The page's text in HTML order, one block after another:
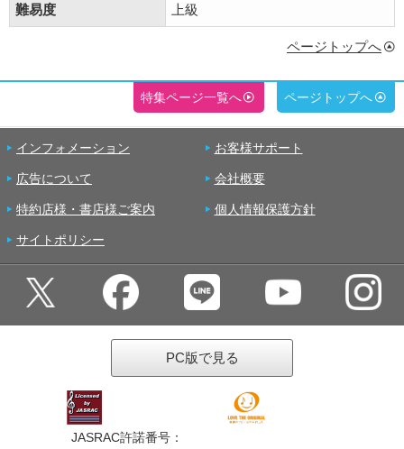
難易度 上級
ページトップへ
特集ページ一覧へ ページトップへ
インフォメーション お客様サポート
広告について 会社概要
特約店様・書店様ご案内 個人情報保護方針
サイトポリシー
PC版で見る
JASRAC許諾番号：